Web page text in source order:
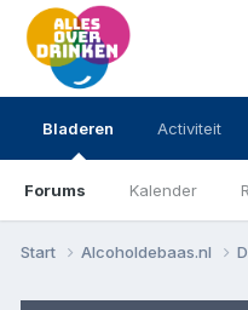
Bladeren
Forums Kalender
Activiteit
Start Alcoholdebaas.nl